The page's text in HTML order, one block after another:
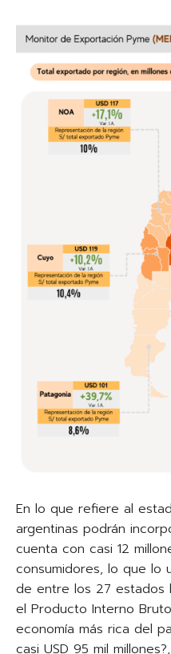
En lo que refiere al
argentinas podrán
cuenta con casi 12
consumidores, lo que lo
de entre los 27 estados
el Producto Interno
economía más rica del
casi USD 95 mil